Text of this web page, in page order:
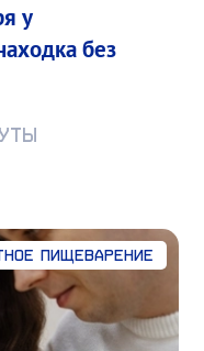
у
без
пищеварение